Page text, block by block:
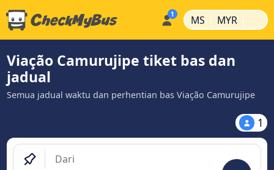
MS | MYR |
Viação Camurujipe tiket bas dan
jadual
Semua jadual waktu dan perhentian bas Viação Camurujipe
1